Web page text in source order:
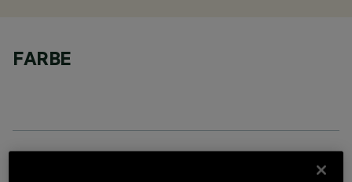
FARBE